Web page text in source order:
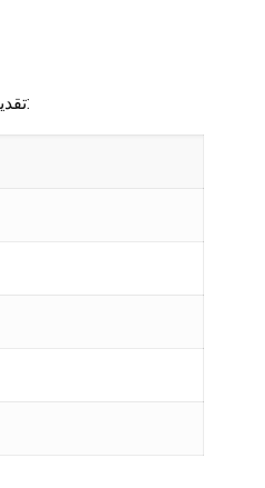
تقديم العروض البحثية يتطلب حسن الإعداد والتنظيم. يجب أن يتمكن الباحث من إيصال أفكاره ومعلوماته بشكل سلس وجذاب. إليك بعض الخطوات لتسهيل عملية التقديم: